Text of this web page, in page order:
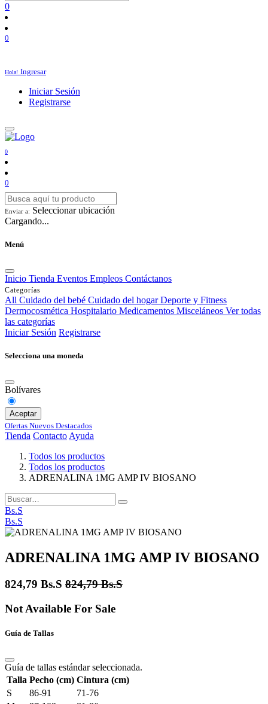
0
0
Hola! Ingresar
Iniciar Sesión
Registrarse
0
0
Enviar a: Seleccionar ubicación
Cargando...
Menú
Inicio Tienda Eventos Empleos Contáctanos
Categorías
All Cuidado del bebé Cuidado del hogar Deporte y Fitness
Dermocosmética Hospitalario Medicamentos Misceláneos Ver todas
las categorías
Iniciar Sesión Registrarse
Selecciona una moneda
Bolívares
Aceptar
Ofertas Nuevos Destacados
Tienda Contacto Ayuda
Todos los productos
Todos los productos
ADRENALINA 1MG AMP IV BIOSANO
Bs.S
Bs.S
ADRENALINA 1MG AMP IV BIOSANO
824,79 Bs.S 824,79Bs.S
Not Available For Sale
Guía de Tallas
Guía de tallas estándar seleccionada.
Talla Pecho (cm) Cintura (cm)
S
86-91
71-76